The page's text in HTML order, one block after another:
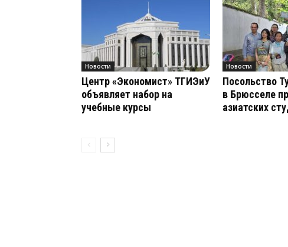
Новости
Центр «Экономист» ТГИЭиУ
объявляет набор на
учебные курсы
Новости
Посольство
в Брюсселе
азиатских